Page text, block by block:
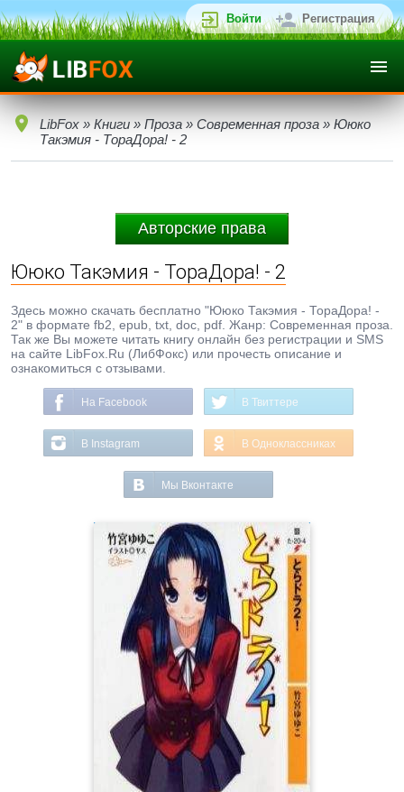
Войти Регистрация
LibFox » Книги » Проза » Современная проза » Ююко
Такэмия - ТораДора! - 2
Авторские права
Ююко Такэмия - ТораДора! - 2
Здесь можно скачать бесплатно "Ююко Такэмия - ТораДора! -
2" в формате fb2, epub, txt, doc, pdf. Жанр: Современная проза.
Так же Вы можете читать книгу онлайн без регистрации и SMS
на сайте LibFox.Ru (ЛибФокс) или прочесть описание и
ознакомиться с отзывами.
На Facebook В Твиттере
В Instagram В Одноклассниках
Мы Вконтакте